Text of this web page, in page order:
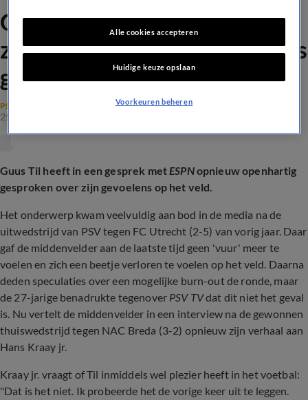
Guus Til opnieuw open over
zijn gevoel op het veld: 'Het is
gewoon wie ik ben'
PSV
25 jan 2025, 21:32
Guus Til heeft in een gesprek metESPNopnieuw openhartig
gesproken over zijn gevoelens op het veld.
Het onderwerp kwam veelvuldig aan bod in de media na de
uitwedstrijd van PSV tegen FC Utrecht (2-5) van vorig jaar. Daar
gaf de middenvelder aan de laatste tijd geen 'vuur' meer te
voelen en zich een beetje verloren te voelen op het veld. Daarna
deden speculaties over een mogelijke burn-out de ronde, maar
de 27-jarige benadrukte tegenover PSV TVdat dit niet het geval
is. Nu vertelt de middenvelder in een interview na de gewonnen
thuiswedstrijd tegen NAC Breda (3-2) opnieuw zijn verhaal aan
Hans Kraay jr.
Kraay jr. vraagt of Til inmiddels wel plezier heeft in het voetbal:
"Dat is het niet. Ik probeerde het de vorige keer uit te leggen.
Alle cookies accepteren
Huidige keuze opslaan
Voorkeuren beheren